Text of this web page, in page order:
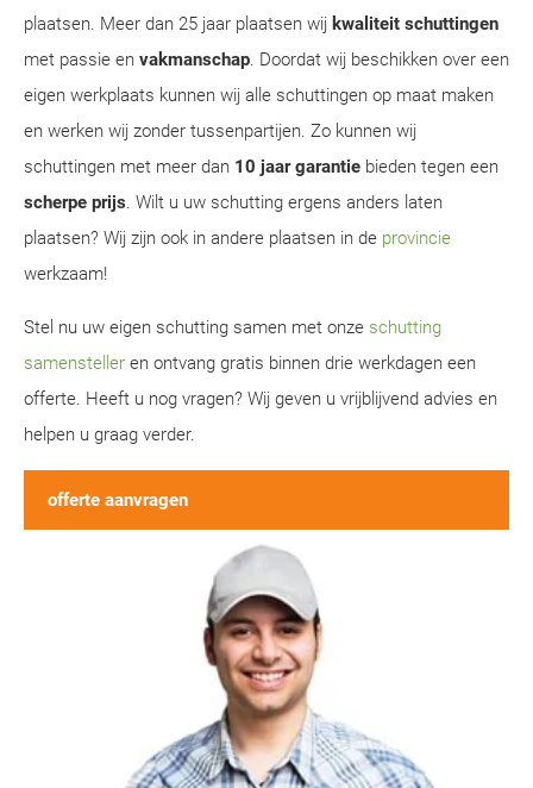
plaatsen. Meer dan 25 jaar plaatsen wij kwaliteit schuttingen
met passie en vakmanschap. Doordat wij beschikken over een
eigen werkplaats kunnen wij alle schuttingen op maat maken
en werken wij zonder tussenpartijen. Zo kunnen wij
schuttingen met meer dan 10 jaar garantie bieden tegen een
scherpe prijs. Wilt u uw schutting ergens anders laten
plaatsen? Wij zijn ook in andere plaatsen in de provincie
werkzaam!
Stel nu uw eigen schutting samen met onze schutting
samensteller en ontvang gratis binnen drie werkdagen een
offerte. Heeft u nog vragen? Wij geven u vrijblijvend advies en
helpen u graag verder.
offerte aanvragen